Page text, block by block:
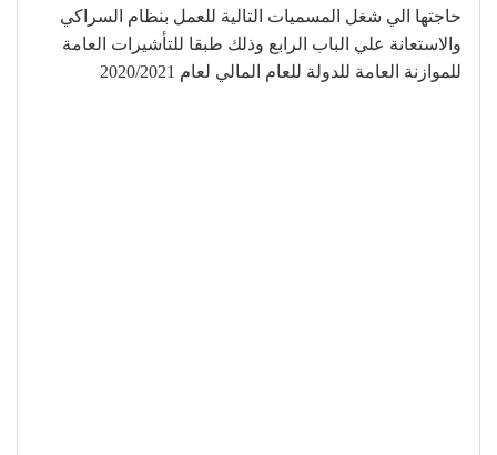
حاجتها الي شغل المسميات التالية للعمل بنظام السراكي
والاستعانة علي الباب الرابع وذلك طبقا للتأشيرات العامة
للموازنة العامة للدولة للعام المالي لعام 2020/2021